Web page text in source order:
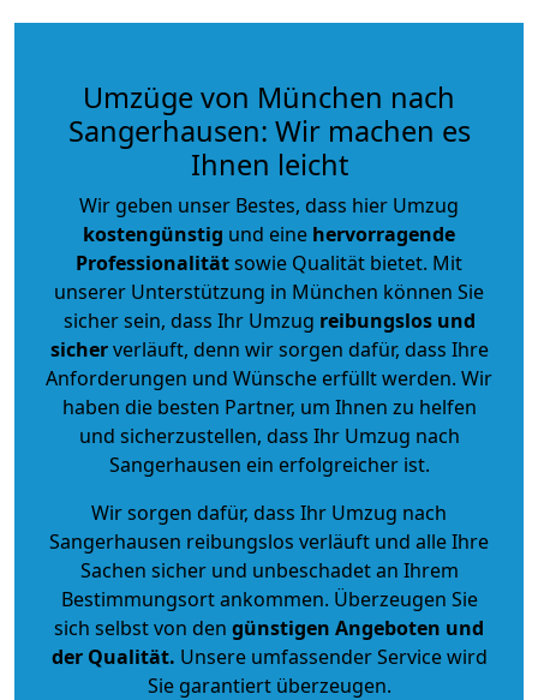
Umzüge von München nach
Sangerhausen: Wir machen es
Ihnen leicht
Wir geben unser Bestes, dass hier Umzug
kostengünstig und eine hervorragende
Professionalitätsowie Qualität bietet. Mit
unserer Unterstützung in München können Sie
sicher sein, dass Ihr Umzug reibungslos und
sicherverläuft, denn wir sorgen dafür, dass Ihre
Anforderungen und Wünsche erfüllt werden. Wir
haben die besten Partner, um Ihnen zu helfen
und sicherzustellen, dass Ihr Umzug nach
Sangerhausen ein erfolgreicher ist.
Wir sorgen dafür, dass Ihr Umzug nach
Sangerhausen reibungslos verläuft und alle Ihre
Sachen sicher und unbeschadet an Ihrem
Bestimmungsort ankommen. Überzeugen Sie
sich selbst von den günstigen Angeboten und
der Qualität. Unsere umfassender Service wird
Sie garantiert überzeugen.